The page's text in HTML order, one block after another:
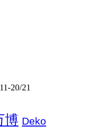
20/21
博 Deko